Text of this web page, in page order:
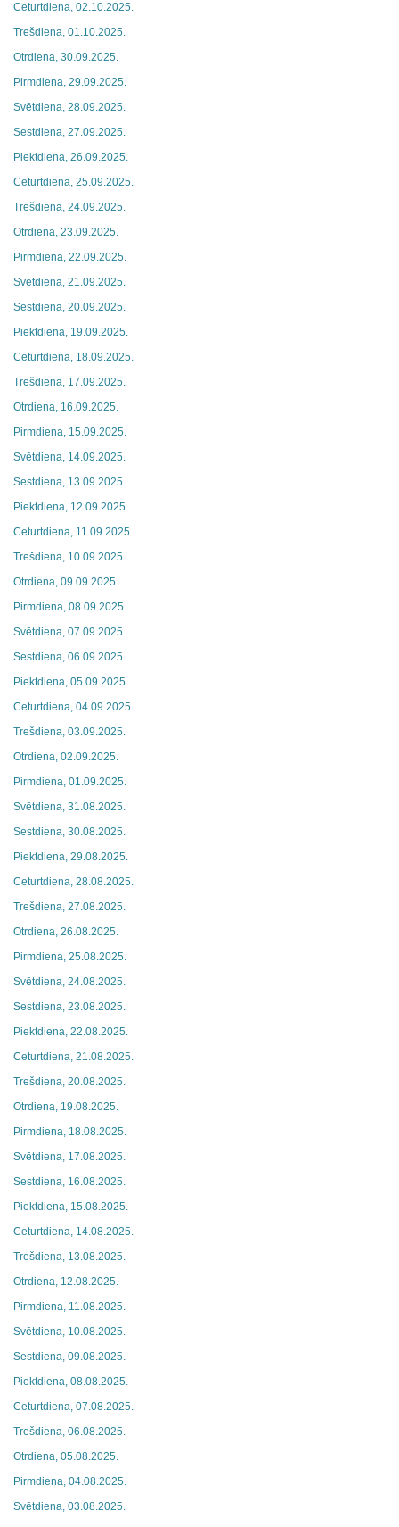
Ceturtdiena, 02.10.2025.
Trešdiena, 01.10.2025.
Otrdiena, 30.09.2025.
Pirmdiena, 29.09.2025.
Svētdiena, 28.09.2025.
Sestdiena, 27.09.2025.
Piektdiena, 26.09.2025.
Ceturtdiena, 25.09.2025.
Trešdiena, 24.09.2025.
Otrdiena, 23.09.2025.
Pirmdiena, 22.09.2025.
Svētdiena, 21.09.2025.
Sestdiena, 20.09.2025.
Piektdiena, 19.09.2025.
Ceturtdiena, 18.09.2025.
Trešdiena, 17.09.2025.
Otrdiena, 16.09.2025.
Pirmdiena, 15.09.2025.
Svētdiena, 14.09.2025.
Sestdiena, 13.09.2025.
Piektdiena, 12.09.2025.
Ceturtdiena, 11.09.2025.
Trešdiena, 10.09.2025.
Otrdiena, 09.09.2025.
Pirmdiena, 08.09.2025.
Svētdiena, 07.09.2025.
Sestdiena, 06.09.2025.
Piektdiena, 05.09.2025.
Ceturtdiena, 04.09.2025.
Trešdiena, 03.09.2025.
Otrdiena, 02.09.2025.
Pirmdiena, 01.09.2025.
Svētdiena, 31.08.2025.
Sestdiena, 30.08.2025.
Piektdiena, 29.08.2025.
Ceturtdiena, 28.08.2025.
Trešdiena, 27.08.2025.
Otrdiena, 26.08.2025.
Pirmdiena, 25.08.2025.
Svētdiena, 24.08.2025.
Sestdiena, 23.08.2025.
Piektdiena, 22.08.2025.
Ceturtdiena, 21.08.2025.
Trešdiena, 20.08.2025.
Otrdiena, 19.08.2025.
Pirmdiena, 18.08.2025.
Svētdiena, 17.08.2025.
Sestdiena, 16.08.2025.
Piektdiena, 15.08.2025.
Ceturtdiena, 14.08.2025.
Trešdiena, 13.08.2025.
Otrdiena, 12.08.2025.
Pirmdiena, 11.08.2025.
Svētdiena, 10.08.2025.
Sestdiena, 09.08.2025.
Piektdiena, 08.08.2025.
Ceturtdiena, 07.08.2025.
Trešdiena, 06.08.2025.
Otrdiena, 05.08.2025.
Pirmdiena, 04.08.2025.
Svētdiena, 03.08.2025.